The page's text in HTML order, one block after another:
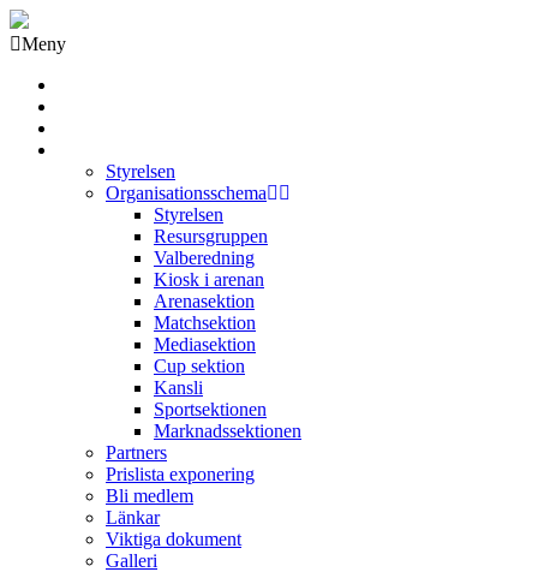
Meny
Styrelsen
Organisationsschema
Styrelsen
Resursgruppen
Valberedning
Kiosk i arenan
Arenasektion
Matchsektion
Mediasektion
Cup sektion
Kansli
Sportsektionen
Marknadssektionen
Partners
Prislista exponering
Bli medlem
Länkar
Viktiga dokument
Galleri